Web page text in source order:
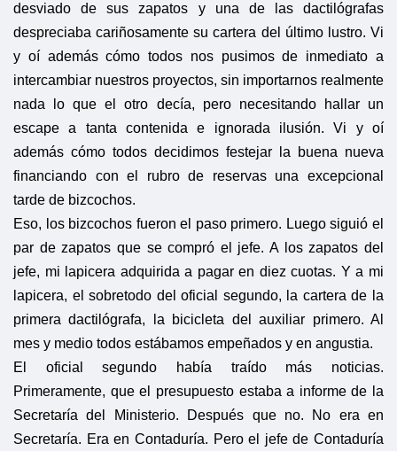
desviado de sus zapatos y una de las dactilógrafas
despreciaba cariñosamente su cartera del último lustro. Vi
y oí además cómo todos nos pusimos de inmediato a
intercambiar nuestros proyectos, sin importarnos realmente
nada lo que el otro decía, pero necesitando hallar un
escape a tanta contenida e ignorada ilusión. Vi y oí
además cómo todos decidimos festejar la buena nueva
financiando con el rubro de reservas una excepcional
tarde de bizcochos.
Eso, los bizcochos fueron el paso primero. Luego siguió el
par de zapatos que se compró el jefe. A los zapatos del
jefe, mi lapicera adquirida a pagar en diez cuotas. Y a mi
lapicera, el sobretodo del oficial segundo, la cartera de la
primera dactilógrafa, la bicicleta del auxiliar primero. Al
mes y medio todos estábamos empeñados y en angustia.
El oficial segundo había traído más noticias.
Primeramente, que el presupuesto estaba a informe de la
Secretaría del Ministerio. Después que no. No era en
Secretaría. Era en Contaduría. Pero el jefe de Contaduría